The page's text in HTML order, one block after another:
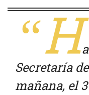
“H
Secretaría
mañana, el